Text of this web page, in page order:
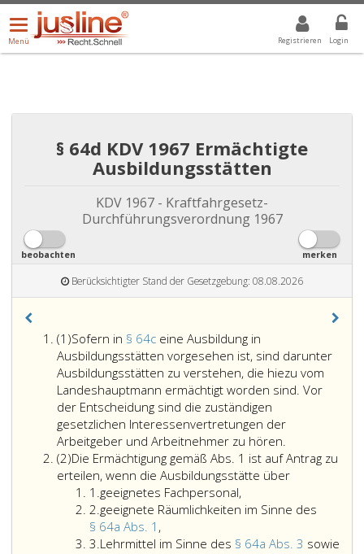
Registrieren Login
Menü
öffnen/schließen
Menü
ALLE DROPDOWN: GEWÄHLTER WERT IST ALLE
§ 64d KDV 1967 Ermächtigte
Ausbildungsstätten
KDV 1967 - Kraftfahrgesetz-
Durchführungsverordnung 1967
beobachten merken
Berücksichtigter Stand der Gesetzgebung: 08.08.2026
(1)Absatz
eins
Sofern in § 64c eine Ausbildung in
Ausbildungsstätten vorgesehen ist, sind darunter
Ausbildungsstätten zu verstehen, die hiezu vom
Landeshauptmann ermächtigt worden sind. Vor
der Entscheidung sind die zuständigen
gesetzlichen Interessenvertretungen der
Arbeitgeber und Arbeitnehmer zu hören.
in
Paragraph
c,
Ausbildung
(2)Absatz
2
Die Ermächtigung gemäß Abs. 1 ist auf Antrag zu
erteilen, wenn die Ausbildungsstätte überDie
gemäß
eins,
1.Ziffer
eins
geeignetes Fachpersonal,
2.Ziffer
2
geeignete Räumlichkeiten im Sinne des
§ 64a Abs. 1 ,geeignete
Räumlichkeiten
3.Ziffer
Lehrmittel im Sinne des § 64a Abs. 3 sowie